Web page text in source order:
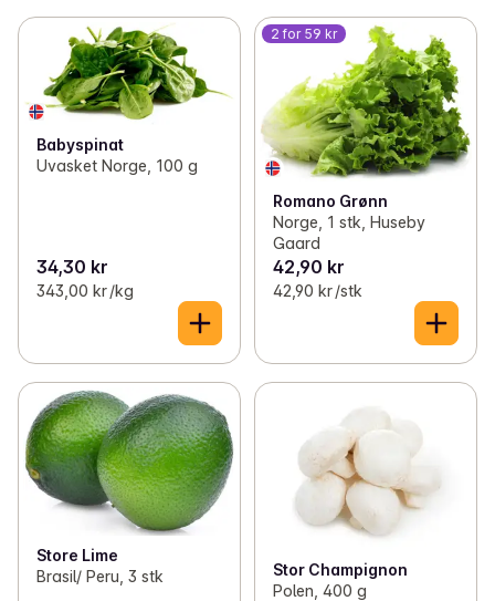
Babyspinat
Uvasket Norge, 100 g
34,30 kr
343,00 kr /kg
2 for 59 kr
Romano Grønn
Norge, 1 stk, Huseby
Gaard
42,90 kr
42,90 kr /stk
Store Lime
Brasil/ Peru, 3 stk
Stor Champignon
Polen, 400 g